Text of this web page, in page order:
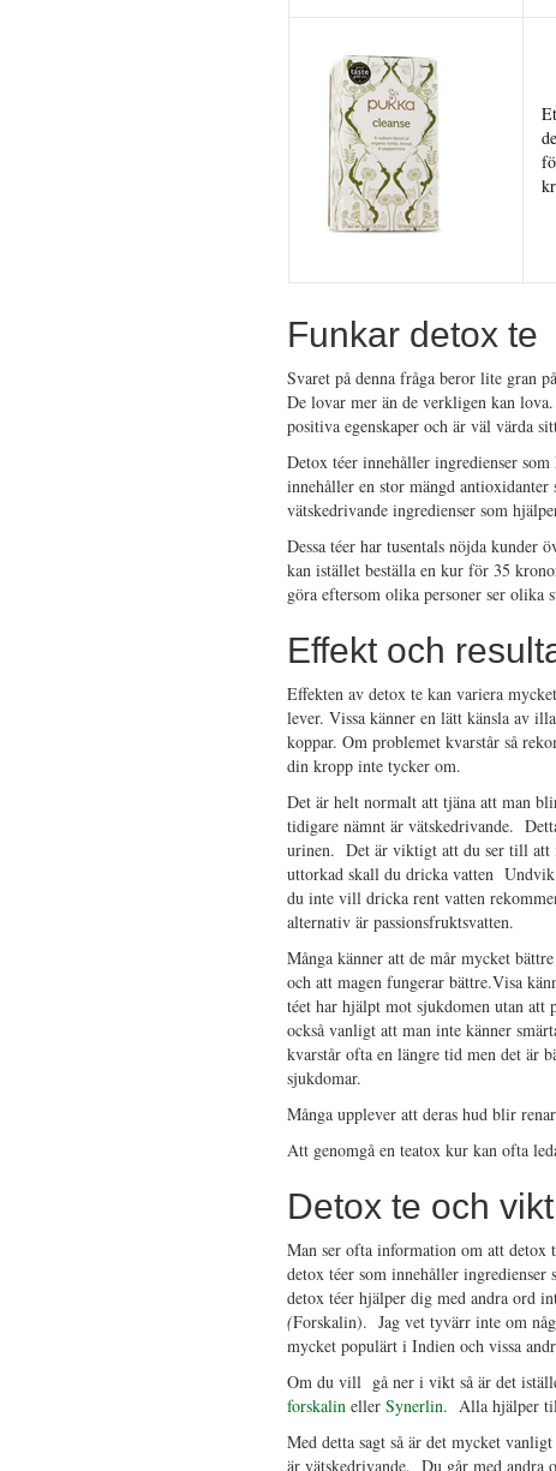
Funkar detox te
Svaret på denna fråga beror lite gran
De lovar mer än de verkligen kan
positiva egenskaper och är väl värda
Detox téer innehåller ingredienser
innehåller en stor mängd
vätskedrivande ingredienser som
Dessa téer har tusentals nöjda
kan istället beställa en kur för 35
göra eftersom olika personer ser olika
Effekt och
Effekten av detox te kan variera
lever. Vissa känner en lätt känsla av
koppar. Om problemet kvarstår så
din kropp inte tycker om.
Det är helt normalt att tjäna att man
tidigare nämnt är vätskedrivande.
urinen. Det är viktigt att du ser till att
uttorkad skall du dricka vatten
du inte vill dricka rent vatten
alternativ är passionsfruktsvatten.
Många känner att de mår mycket
och att magen fungerar bättre.Visa
téet har hjälpt mot sjukdomen utan att
också vanligt att man inte känner
kvarstår ofta en längre tid men det är
sjukdomar.
Många upplever att deras hud blir
Att genomgå en teatox kur kan ofta
Detox te och
Man ser ofta information om att
detox téer som innehåller
detox téer hjälper dig med andra ord
(Forskalin). Jag vet tyvärr inte om
mycket populärt i Indien och vissa
Om du vill gå ner i vikt så är det
forskalin eller Synerlin. Alla hjälper
Med detta sagt så är det mycket
är vätskedrivande. Du går med